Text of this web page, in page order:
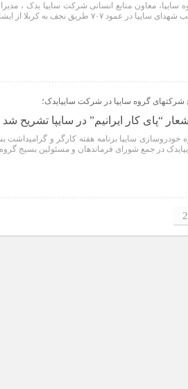
سایپا، معاون منابع انسانی شرکت سایپا یدک ،
نجف به کربلا از ایشان عیادت کردند.
گروه سایپا در شرکت سایپایدک؛
“پای کار ایرانیم” در سایپا تشریح شد
گروه خودروسازی سایپا برنامه هفته کارگر و
در جمع شورای فرماندهان و مسئولین بسیج گروه
2